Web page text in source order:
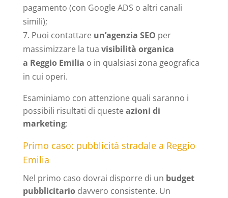
pagamento (con Google ADS o altri canali
simili);
Puoi contattare un’agenzia SEO per
massimizzare la tua visibilità organica
a Reggio Emilia o in qualsiasi zona geografica
in cui operi.
Esaminiamo con attenzione quali saranno i
possibili risultati di questeazioni di
marketing:
Primo caso: pubblicità stradale a Reggio
Emilia
Nel primo caso dovrai disporre di un budget
pubblicitariodavvero consistente. Un